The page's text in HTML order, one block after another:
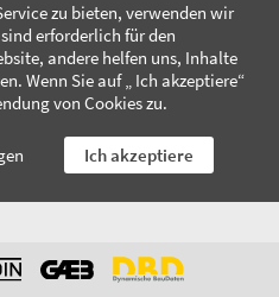
zu bieten, verwenden wir
erforderlich für den
andere helfen uns, Inhalte
Wenn Sie auf „ Ich akzeptiere“
von Cookies zu.
Ich akzeptiere